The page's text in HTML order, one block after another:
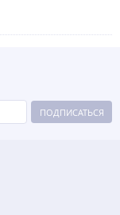
ПОДПИСАТЬСЯ